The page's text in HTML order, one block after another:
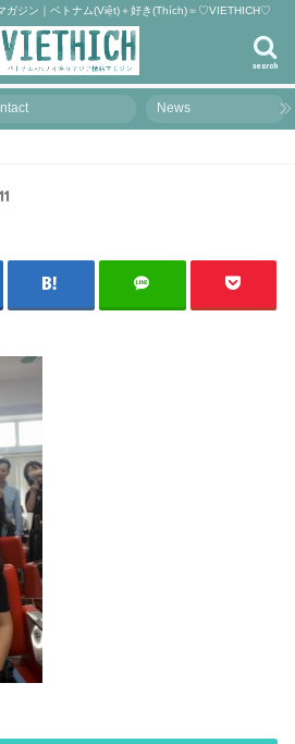
ガジン｜ベトナム(Việt)＋好き(Thích)＝♡VIETHICH♡
search
News